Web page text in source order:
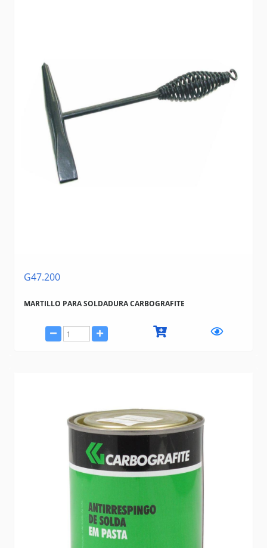
G47.200
MARTILLO PARA SOLDADURA CARBOGRAFITE